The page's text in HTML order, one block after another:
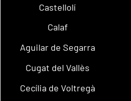
Castellolí
Calaf
Aguilar de Segarra
Cugat del Vallès
Cecília de Voltregà